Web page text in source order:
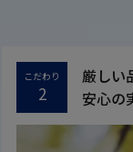
こだわり
2
厳しい
安心の